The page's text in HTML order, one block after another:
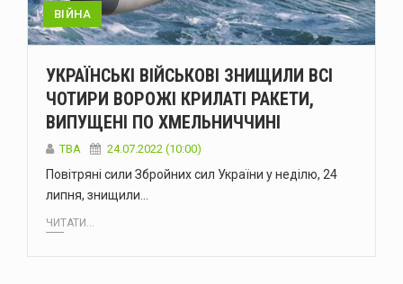
Менше ракет для ППО від партнерів може бути спробою зробити Україну більш поступливою - Зеленський
У Чернівцях патрульні виявили водія з понад десятикратним перевищенням норми алкоголю
ЗМІ: Трамп відмовив Зеленському у додаткових перехоплювачах для Patriot
ВІЙНА
УКРАЇНСЬКІ ВІЙСЬКОВІ ЗНИЩИЛИ ВСІ
ЧОТИРИ ВОРОЖІ КРИЛАТІ РАКЕТИ,
ВИПУЩЕНІ ПО ХМЕЛЬНИЧЧИНІ
ТВА 24.07.2022 (10:00)
Повітряні сили Збройних сил України у неділю, 24
липня, знищили…
ЧИТАТИ...